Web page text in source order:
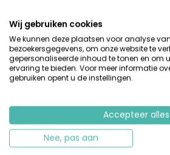
waarvan 1 kinderbad
, met
ligstoelen. Verder kunnen de
vermaken op de trampoline of in de
het hoogseizoen is er een gezellige
van het kasteel is een manege waar
onder deskundige begeleiding,
ook de omgeving nodigt uit tot
Op 20 km ligt het toeristische
met leuke terrasjes, gezellige
Wij gebruiken cookies
We kunnen deze plaatsen voor analyse
bezoekersgegevens, om onze website te
gepersonaliseerde inhoud te tonen en om
ervaring te bieden. Voor meer informatie
gebruiken opent u de instellingen.
Accepteer alles
Nee, pas aan